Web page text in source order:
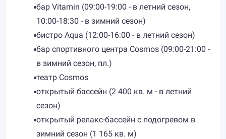
бар Vitamin (09:00-19:00 - в летний сезон,
10:00-18:30 - в зимний сезон)
бистро Aqua (12:00-16:00 - в летний сезон)
бар спортивного центра Cosmos (09:00-21:00 -
в зимний сезон, пл.)
театр Cosmos
открытый бассейн (2 400 кв. м - в летний
сезон)
открытый релакс-бассейн с подогревом в
зимний сезон (1 165 кв. м)